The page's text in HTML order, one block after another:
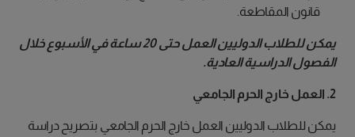
قانون المقاطعة.
يمكن للطلاب الدوليين العمل حتى 20 ساعة في الأسبوع خلال
الفصول الدراسية العادية.
2. العمل خارج الحرم الجامعي
يمكن للطلاب الدوليين العمل خارج الحرم الجامعي بتصريح دراسة